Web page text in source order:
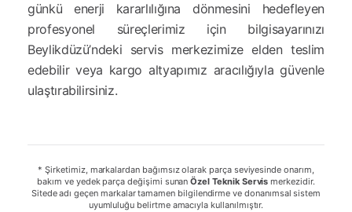
günkü enerji kararlılığına dönmesini hedefleyen
profesyonel süreçlerimiz için bilgisayarınızı
Beylikdüzü’ndeki servis merkezimize elden teslim
edebilir veya kargo altyapımız aracılığıyla güvenle
ulaştırabilirsiniz.
* Şirketimiz, markalardan bağımsız olarak parça seviyesinde onarım,
bakım ve yedek parça değişimi sunanÖzel Teknik Servis merkezidir.
Sitede adı geçen markalar tamamen bilgilendirme ve donanımsal sistem
uyumluluğu belirtme amacıyla kullanılmıştır.